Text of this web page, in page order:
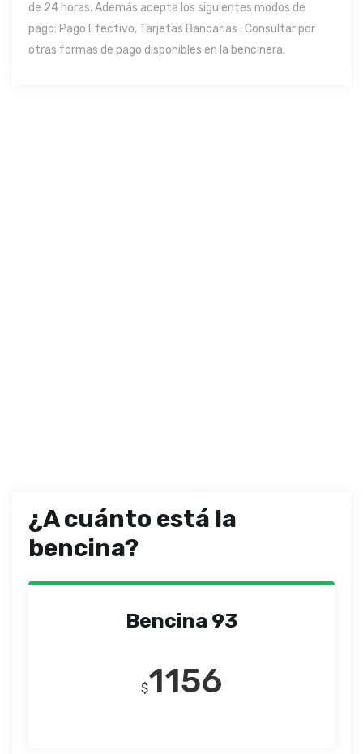
de 24 horas. Además acepta los siguientes modos de
pago: Pago Efectivo, Tarjetas Bancarias . Consultar por
otras formas de pago disponibles en la bencinera.
¿A cuánto está la
bencina?
Bencina 93
$1156